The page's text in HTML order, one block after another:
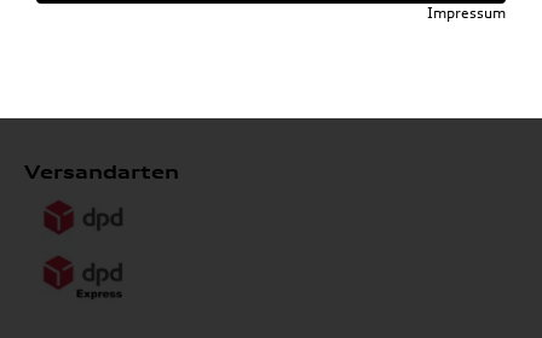
Versandarten
Impressum